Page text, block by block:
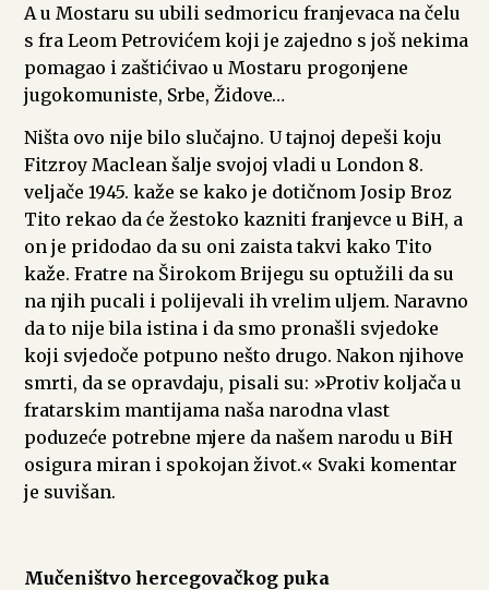
A u Mostaru su ubili sedmoricu franjevaca na čelu
s fra Leom Petrovićem koji je zajedno s još nekima
pomagao i zaštićivao u Mostaru progonjene
jugokomuniste, Srbe, Židove…
Ništa ovo nije bilo slučajno. U tajnoj depeši koju
Fitzroy Maclean šalje svojoj vladi u London 8.
veljače 1945. kaže se kako je dotičnom Josip Broz
Tito rekao da će žestoko kazniti franjevce u BiH, a
on je pridodao da su oni zaista takvi kako Tito
kaže. Fratre na Širokom Brijegu su optužili da su
na njih pucali i polijevali ih vrelim uljem. Naravno
da to nije bila istina i da smo pronašli svjedoke
koji svjedoče potpuno nešto drugo. Nakon njihove
smrti, da se opravdaju, pisali su: »Protiv koljača u
fratarskim mantijama naša narodna vlast
poduzeće potrebne mjere da našem narodu u BiH
osigura miran i spokojan život.« Svaki komentar
je suvišan.
Mučeništvo hercegovačkog puka